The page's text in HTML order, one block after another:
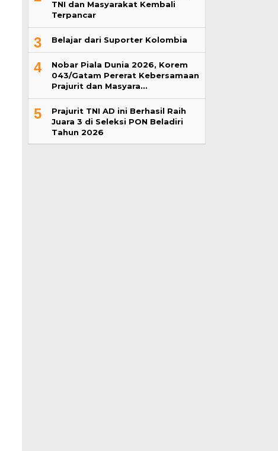
TNI dan Masyarakat Kembali
Terpancar
3 Belajar dari Suporter Kolombia
4
Nobar Piala Dunia 2026, Korem
043/Gatam Pererat Kebersamaan
Prajurit dan Masyara…
5
Prajurit TNI AD ini Berhasil Raih
Juara 3 di Seleksi PON Beladiri
Tahun 2026